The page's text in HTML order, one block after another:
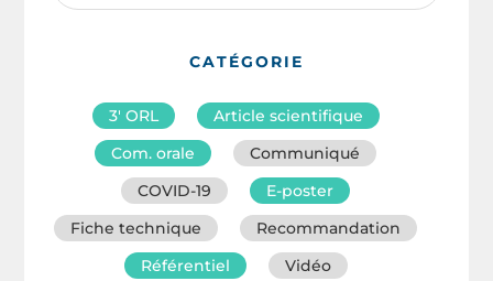
CATÉGORIE
3′ ORL
Article scientifique
Com. orale
Communiqué
COVID-19
E-poster
Fiche technique
Recommandation
Référentiel
Vidéo